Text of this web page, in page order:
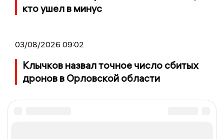
кто ушел в минус
03/08/2026 09:02
Клычков назвал точное число сбитых
дронов в Орловской области